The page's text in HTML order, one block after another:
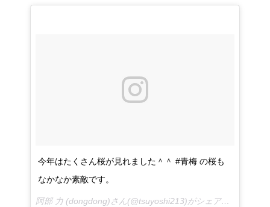
今年はたくさん桜が見れました＾＾ #青梅 の桜も
なかなか素敵です。
阿部 力 (dongdong)さん(@tsuyoshi213)がシェアした投稿 –